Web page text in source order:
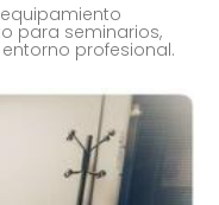
para seminarios,
profesional.